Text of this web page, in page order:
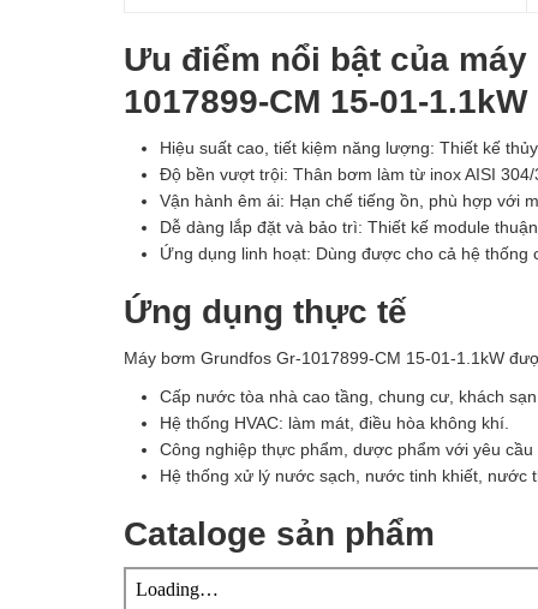
Ưu điểm nổi bật của
1017899-CM 15-01-1.1kW
Hiệu suất cao, tiết kiệm năng lượng: Thiết kế
Độ bền vượt trội: Thân bơm làm từ inox AISI
Vận hành êm ái: Hạn chế tiếng ồn, phù hợp với
Dễ dàng lắp đặt và bảo trì: Thiết kế module
Ứng dụng linh hoạt: Dùng được cho cả hệ
Ứng dụng thực tế
Máy bơm Grundfos Gr-1017899-CM 15-01-1.1kW
Cấp nước tòa nhà cao tầng, chung cư, khách sạn.
Hệ thống HVAC: làm mát, điều hòa không khí.
Công nghiệp thực phẩm, dược phẩm với yêu cầu
Hệ thống xử lý nước sạch, nước tinh khiết, nước
Cataloge sản phẩm